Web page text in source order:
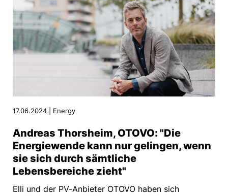
17.06.2024 | Energy
Andreas Thorsheim, OTOVO: "Die
Energiewende kann nur gelingen, wenn
sie sich durch sämtliche
Lebensbereiche zieht"
Elli und der PV-Anbieter OTOVO haben sich